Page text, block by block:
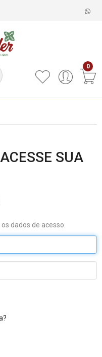
0
SUA
dados de acesso.